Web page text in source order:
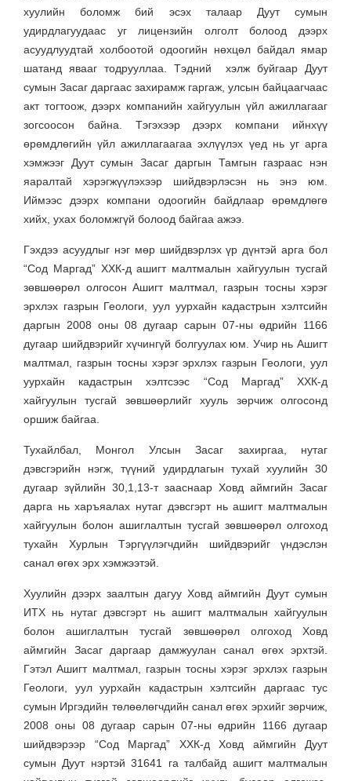
хуулийн боломж бий эсэх талаар Дуут сумын
удирдлагуудаас уг лицензийн олголт болоод дээрх
асуудлуудтай холбоотой одоогийн нөхцөл байдал ямар
шатанд явааг тодрууллаа. Тэдний хэлж буйгаар Дуут
сумын Засаг даргаас захирамж гаргаж, улсын байцаагчаас
акт тогтоож, дээрх компанийн хайгуулын үйл ажиллагааг
зогсоосон байна. Тэгэхээр дээрх компани ийнхүү
өрөмдлөгийн үйл ажиллагаагаа эхлүүлэх үед нь уг арга
хэмжээг Дуут сумын Засаг даргын Тамгын газраас нэн
яаралтай хэрэгжүүлэхээр шийдвэрлэсэн нь энэ юм.
Иймээс дээрх компани одоогийн байдлаар өрөмдлөгө
хийх, ухах боломжгүй болоод байгаа ажээ.
Гэхдээ асуудлыг нэг мөр шийдвэрлэх үр дүнтэй арга бол
“Сод Маргад” ХХК-д ашигт малтмалын хайгуулын тусгай
зөвшөөрөл олгосон Ашигт малтмал, газрын тосны хэрэг
эрхлэх газрын Геологи, уул уурхайн кадастрын хэлтсийн
даргын 2008 оны 08 дугаар сарын 07-ны өдрийн 1166
дугаар шийдвэрийг хүчингүй болгуулах юм. Учир нь Ашигт
малтмал, газрын тосны хэрэг эрхлэх газрын Геологи, уул
уурхайн кадастрын хэлтсээс “Сод Маргад” ХХК-д
хайгуулын тусгай зөвшөөрлийг хууль зөрчиж олгосонд
оршиж байгаа.
Тухайлбал, Монгол Улсын Засаг захиргаа, нутаг
дэвсгэрийн нэгж, түүний удирдлагын тухай хуулийн 30
дугаар зүйлийн 30,1,13-т зааснаар Ховд аймгийн Засаг
дарга нь харъяалах нутаг дэвсгэрт нь ашигт малтмалын
хайгуулын болон ашиглалтын тусгай зөвшөөрөл олгоход
тухайн Хурлын Тэргүүлэгчдийн шийдвэрийг үндэслэн
санал өгөх эрх хэмжээтэй.
Хуулийн дээрх заалтын дагуу Ховд аймгийн Дуут сумын
ИТХ нь нутаг дэвсгэрт нь ашигт малтмалын хайгуулын
болон ашиглалтын тусгай зөвшөөрөл олгоход Ховд
аймгийн Засаг даргаар дамжуулан санал өгөх эрхтэй.
Гэтэл Ашигт малтмал, газрын тосны хэрэг эрхлэх газрын
Геологи, уул уурхайн кадастрын хэлтсийн даргаас тус
сумын Иргэдийн төлөөлөгчдийн санал өгөх эрхийг зөрчиж,
2008 оны 08 дугаар сарын 07-ны өдрийн 1166 дугаар
шийдвэрээр “Сод Маргад” ХХК-д Ховд аймгийн Дуут
сумын Дуут нэртэй 31641 га талбайд ашигт малтмалын